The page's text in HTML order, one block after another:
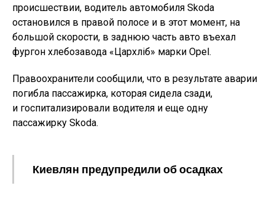
происшествии, водитель автомобиля Skoda
остановился в правой полосе и в этот момент, на
большой скорости, в заднюю часть авто въехал
фургон хлебозавода «Цархліб» марки Opel.
Правоохранители сообщили, что в результате аварии
погибла пассажирка, которая сидела сзади,
и госпитализировали водителя и еще одну
пассажирку Skoda.
Киевлян предупредили об осадках